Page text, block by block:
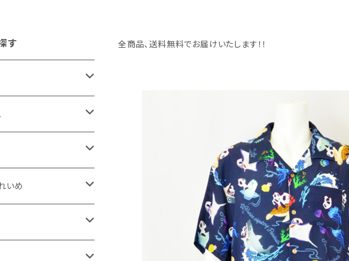
全商品、送料無料でお届けいたします！！
す
いめ
プ